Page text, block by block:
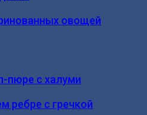
овощей
пюре с халуми
ребре с гречкой